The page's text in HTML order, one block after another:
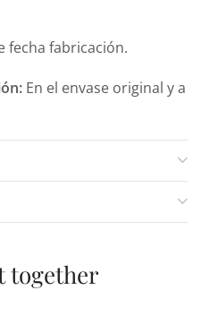
fecha fabricación.
En el envase original y a
together